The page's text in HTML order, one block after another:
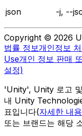
json
-j, --
Copyright © 2026
법률 정보개인정보
Use개인 정보 판매
설정)
'Unity', Unity 로고
내 Unity
표입니다(자세한 내
또는 브랜드는 해당